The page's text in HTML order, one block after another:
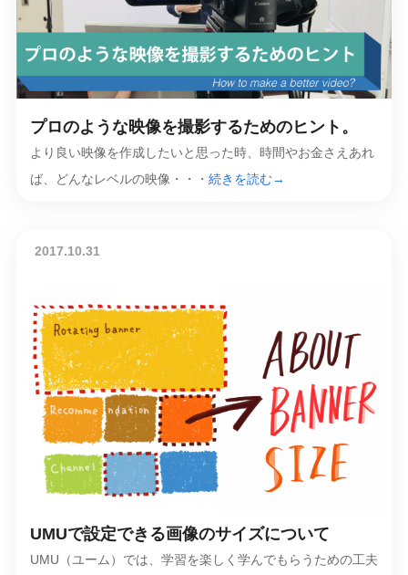
プロのような映像を撮影するためのヒント。
より良い映像を作成したいと思った時、時間やお金さえあれ
ば、どんなレベルの映像・・・ 続きを読む→
2017.10.31
UMUで設定できる画像のサイズについて
UMU（ユーム）では、学習を楽しく学んでもらうための工夫